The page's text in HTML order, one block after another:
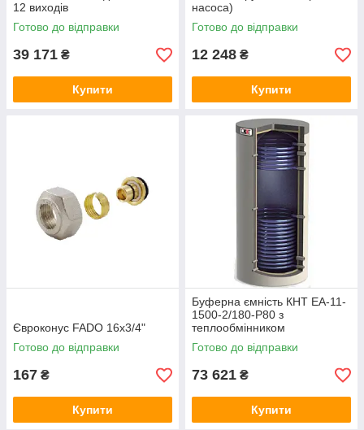
12 виходів
Готово до відправки
39 171 ₴
Купити
насоса)
Готово до відправки
12 248 ₴
Купити
Євроконус FADO 16x3/4"
Готово до відправки
167 ₴
Купити
Буферна ємність КНТ ЕА-11-
1500-2/180-P80 з
теплообмінником
Готово до відправки
73 621 ₴
Купити